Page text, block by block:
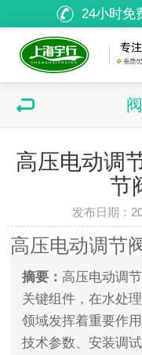
24小时免
高压电动调
节
发布日期：
高压电动调节
摘要： 高压电动调
关键组件，在水处
领域发挥着重要作
技术参数、安装调